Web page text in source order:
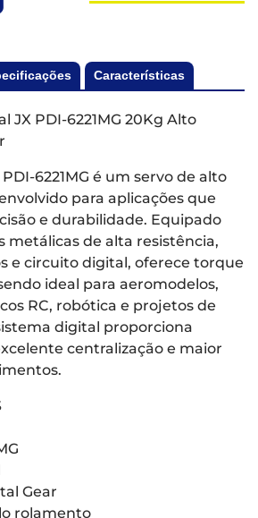
Características
JX PDI-6221MG 20Kg Alto
6221MG é um servo de alto
para aplicações que
e durabilidade. Equipado
metálicas de alta resistência,
e circuito digital, oferece torque
ideal para aeromodelos,
RC, robótica e projetos de
digital proporciona
centralização e maior
Gear
rolamento